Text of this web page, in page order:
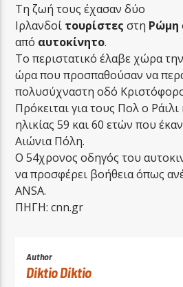
LA FAMIGLIA ΝΗΣΙΩΤΙΚΑ
Τη ζωή τους έχασαν δύο
Ιρλανδοί τουρίστες στη Ρώμη
από αυτοκίνητο.
Το περιστατικό έλαβε χώρα
ώρα που προσπαθούσαν να
πολυσύχναστη οδό
Πρόκειται για τους Πολ ο
ηλικίας 59 και 60 ετών που
Αιώνια Πόλη.
Ο 54χρονος οδηγός του
να προσφέρει βοήθεια όπως
ANSA.
ΠΗΓΗ: cnn.gr
Author
Diktio Diktio